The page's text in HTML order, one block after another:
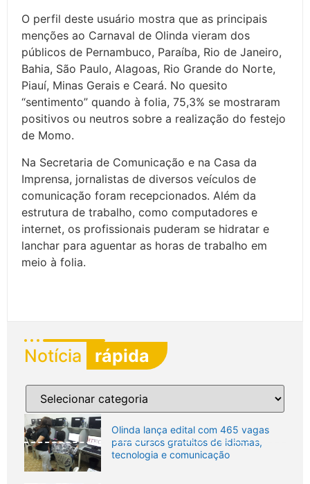
O perfil deste usuário mostra que as principais
menções ao Carnaval de Olinda vieram dos
públicos de Pernambuco, Paraíba, Rio de Janeiro,
Bahia, São Paulo, Alagoas, Rio Grande do Norte,
Piauí, Minas Gerais e Ceará. No quesito
“sentimento” quando à folia, 75,3% se mostraram
positivos ou neutros sobre a realização do festejo
de Momo.
Na Secretaria de Comunicação e na Casa da
Imprensa, jornalistas de diversos veículos de
comunicação foram recepcionados. Além da
estrutura de trabalho, como computadores e
internet, os profissionais puderam se hidratar e
lanchar para aguentar as horas de trabalho em
meio à folia.
Notícia rápida
Olinda lança edital com 465 vagas
para cursos gratuitos de idiomas,
tecnologia e comunicação